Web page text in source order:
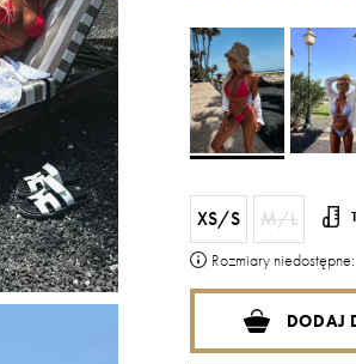
XS/S M/L
Rozmiary
DODAJ